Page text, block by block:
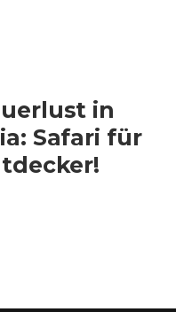
in
Safari für